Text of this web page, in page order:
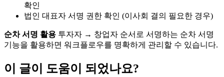
확인
법인 대표자 서명 권한 확인 (이사회 결의 필요한 경우)
순차 서명 활용 투자자 → 창업자 순서로 서명하는 순차 서명
기능을 활용하면 워크플로우를 명확하게 관리할 수 있습니다.
이 글이 도움이 되었나요?